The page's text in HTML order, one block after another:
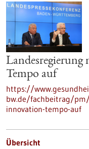
Tempo auf
https://
bw.de/fachbeitrag/
innovation-tempo-auf
Übersicht